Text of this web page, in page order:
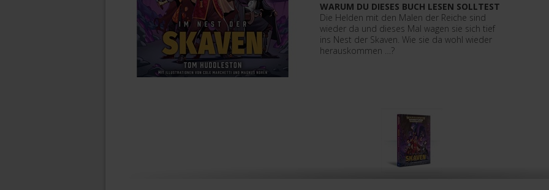
WARUM DU DIESES BUCH LESEN SOLLTEST
Die Helden mit den Malen der Reiche sind
wieder da und dieses Mal wagen sie sich tief
ins Nest der Skaven. Wie sie da wohl wieder
herauskommen …?